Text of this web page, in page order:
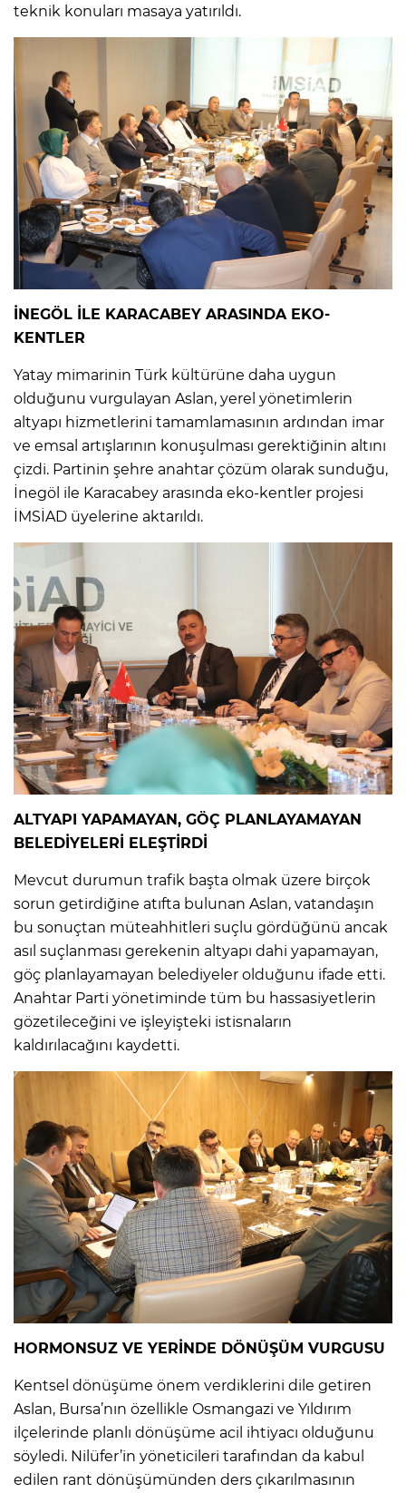
teknik konuları masaya yatırıldı.
İNEGÖL İLE KARACABEY ARASINDA EKO-
KENTLER
Yatay mimarinin Türk kültürüne daha uygun
olduğunu vurgulayan Aslan, yerel yönetimlerin
altyapı hizmetlerini tamamlamasının ardından imar
ve emsal artışlarının konuşulması gerektiğinin altını
çizdi. Partinin şehre anahtar çözüm olarak sunduğu,
İnegöl ile Karacabey arasında eko-kentler projesi
İMSİAD üyelerine aktarıldı.
ALTYAPI YAPAMAYAN, GÖÇ PLANLAYAMAYAN
BELEDİYELERİ ELEŞTİRDİ
Mevcut durumun trafik başta olmak üzere birçok
sorun getirdiğine atıfta bulunan Aslan, vatandaşın
bu sonuçtan müteahhitleri suçlu gördüğünü ancak
asıl suçlanması gerekenin altyapı dahi yapamayan,
göç planlayamayan belediyeler olduğunu ifade etti.
Anahtar Parti yönetiminde tüm bu hassasiyetlerin
gözetileceğini ve işleyişteki istisnaların
kaldırılacağını kaydetti.
HORMONSUZ VE YERİNDE DÖNÜŞÜM VURGUSU
Kentsel dönüşüme önem verdiklerini dile getiren
Aslan, Bursa’nın özellikle Osmangazi ve Yıldırım
ilçelerinde planlı dönüşüme acil ihtiyacı olduğunu
söyledi. Nilüfer’in yöneticileri tarafından da kabul
edilen rant dönüşümünden ders çıkarılmasının